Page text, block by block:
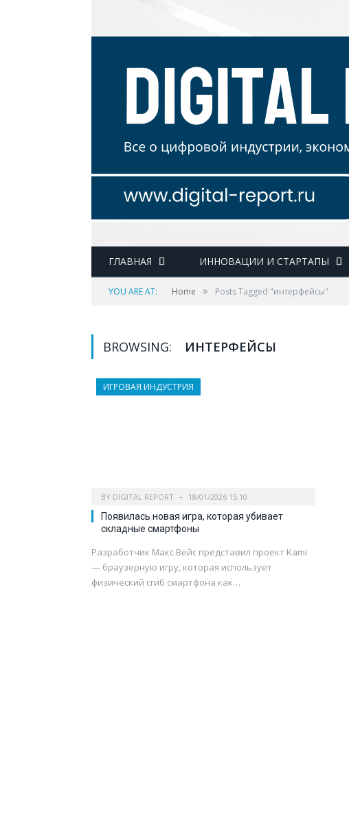
ГЛАВНАЯ ИННОВАЦИИ И СТАРТАПЫ
YOU ARE AT: Home » Posts Tagged "интерфейсы"
BROWSING: ИНТЕРФЕЙСЫ
ИГРОВАЯ ИНДУСТРИЯ
BY DIGITAL REPORT 18/01/2026 15:10
Появилась новая игра, которая убивает
складные смартфоны
Разработчик Макс Вейс представил проект Kami
— браузерную игру, которая использует
физический сгиб смартфона как…